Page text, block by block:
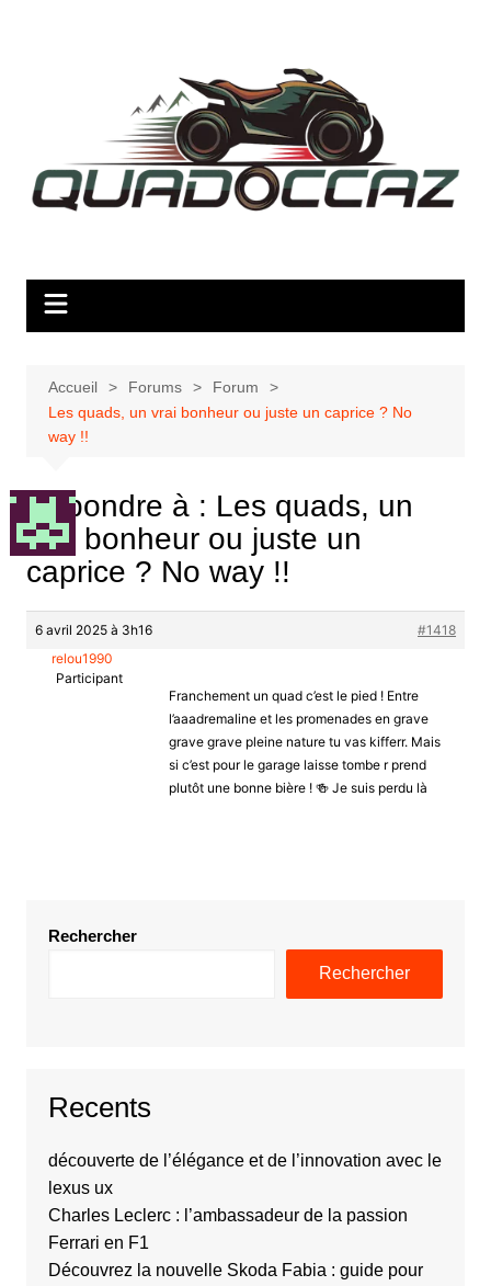
Accueil Forums
Forum
Les quads, un vrai bonheur ou juste un caprice ? No
way !!
Répondre à : Les quads, un
vrai bonheur ou juste un
caprice ? No way !!
6 avril 2025 à 3h16
#1418
relou1990
Participant
Franchement un quad c’est le pied ! Entre
l’aaadremaline et les promenades en grave
grave grave pleine nature tu vas kifferr. Mais
si c’est pour le garage laisse tombe r prend
plutôt une bonne bière ! 🍻 Je suis perdu là
Rechercher
Rechercher
Recents
découverte de l’élégance et de l’innovation avec le
lexus ux
Charles Leclerc : l’ambassadeur de la passion
Ferrari en F1
Découvrez la nouvelle Skoda Fabia : guide pour